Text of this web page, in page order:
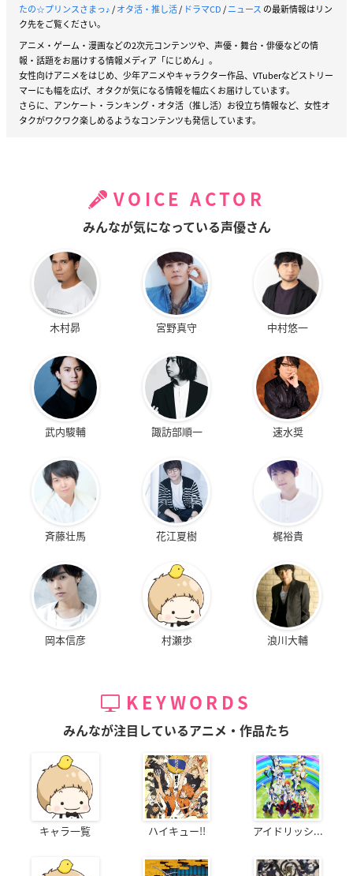
たの☆プリンスさまっ♪/オタ活・推し活/ ドラマCD/ニュース の最新情報はリン
ク先をご覧ください。
アニメ・ゲーム・漫画などの2次元コンテンツや、声優・舞台・俳優などの情
報・話題をお届けする情報メディア「にじめん」。
女性向けアニメをはじめ、少年アニメやキャラクター作品、VTuberなどストリー
マーにも幅を広げ、オタクが気になる情報を幅広くお届けしています。
さらに、アンケート・ランキング・オタ活（推し活）お役立ち情報など、女性オ
タクがワクワク楽しめるようなコンテンツも発信しています。
VOICE ACTOR
みんなが気になっている声優さん
木村昴 宮野真守 中村悠一
武内駿輔 諏訪部順一 速水奨
斉藤壮馬 花江夏樹 梶裕貴
岡本信彦 村瀬歩 浪川大輔
KEYWORDS
みんなが注目しているアニメ・作品たち
キャラ一覧 ハイキュー!! アイドリッシ...